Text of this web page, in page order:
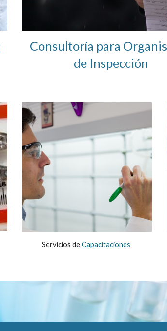
Consultoría para
de Inspección
Servicios de Capacitaciones